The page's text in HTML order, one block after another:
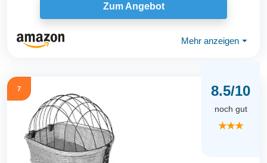
Zum Angebot
Mehr anzeigen ⏷
7 8.5/10
noch gut
★★★